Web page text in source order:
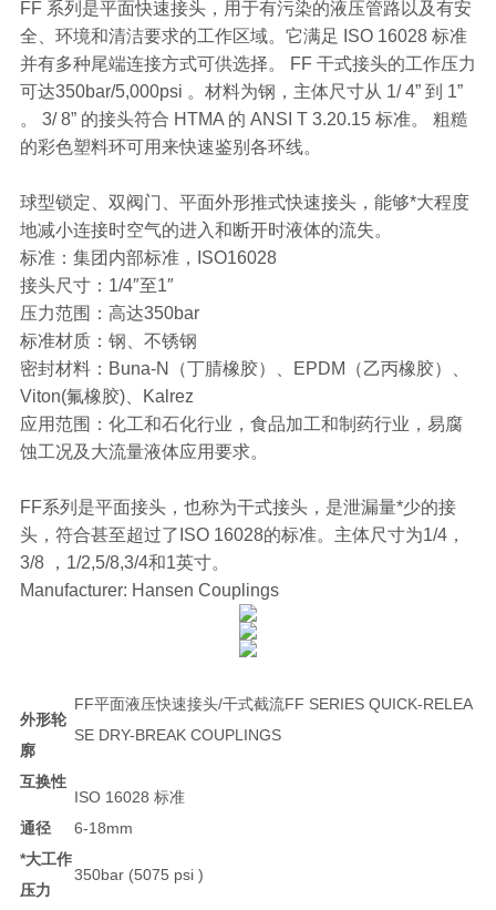
FF 系列是平面快速接头，用于有污染的液压管路以及有安
全、环境和清洁要求的工作区域。它满足 ISO 16028 标准
并有多种尾端连接方式可供选择。 FF 干式接头的工作压力
可达350bar/5,000psi 。材料为钢，主体尺寸从 1/ 4” 到 1”
。 3/ 8” 的接头符合 HTMA 的 ANSI T 3.20.15 标准。 粗糙
的彩色塑料环可用来快速鉴别各环线。
球型锁定、双阀门、平面外形推式快速接头，能够*大程度
地减小连接时空气的进入和断开时液体的流失。
标准：集团内部标准，ISO16028
接头尺寸：1/4″至1″
压力范围：高达350bar
标准材质：钢、不锈钢
密封材料：Buna-N（丁腈橡胶）、EPDM（乙丙橡胶）、
Viton(氟橡胶)、Kalrez
应用范围：化工和石化行业，食品加工和制药行业，易腐
蚀工况及大流量液体应用要求。
FF系列是平面接头，也称为干式接头，是泄漏量*少的接
头，符合甚至超过了ISO 16028的标准。主体尺寸为1/4，
3/8 ，1/2,5/8,3/4和1英寸。
Manufacturer: Hansen Couplings
外形轮
廓
互换性
FF平面液压快速接头/干式截流FF SERIES QUICK-RELEA
SE DRY-BREAK COUPLINGS
ISO 16028 标准
通径
6-18mm
*大工作
压力
350bar (5075 psi )